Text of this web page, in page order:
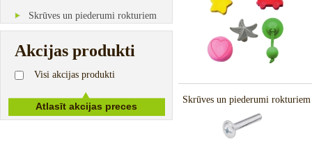
Skrūves un piederumi rokturiem
Akcijas produkti
Visi akcijas produkti
Skrūves un piederumi rokturiem